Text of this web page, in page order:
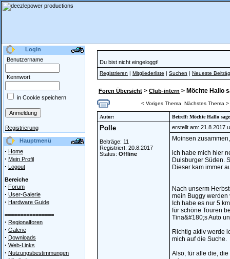
Login
Benutzername
Kennwort
in Cookie speichern
Registrierung
Hauptmenü
· Home
· Mein Profil
· Logout
Bereiche
· Forum
· User-Galerie
· Hardware Guide
================
· Regionalforen
· Galerie
· Downloads
· Web-Links
· Nutzungsbestimmungen
Du bist nicht eingeloggt!
Registrieren | Mitgliederliste | Suchen | Neueste
Foren Übersicht > Club-intern > Möchte Hallo
< Voriges Thema Nächstes Thema >
Autor: Betreff: Möchte Hallo
Polle
Beiträge: 11
Registriert: 20.8.2017
Status: Offline
erstellt am: 21.8.2017
Moinsen zusammen,
ich habe mich hier
Duisburger Süden.
Dieser kam immer
Nach unserm
mein Buggy werden
Ich habe es nur 5
für schöne Touren
Tina&#180;s Auto
Richtig aktiv werde
mich auf die Suche.
Also, für alle die,